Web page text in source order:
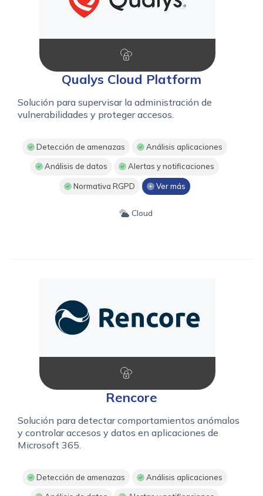
Qualys Cloud Platform
Solución para supervisar la administración de
vulnerabilidades y proteger accesos.
Detección de amenazas Análisis aplicaciones
Análisis de datos Alertas y notificaciones
Normativa RGPD Ver más
Cloud
Rencore
Solución para detectar comportamientos anómalos
y controlar accesos y datos en aplicaciones de
Microsoft 365.
Detección de amenazas Análisis aplicaciones